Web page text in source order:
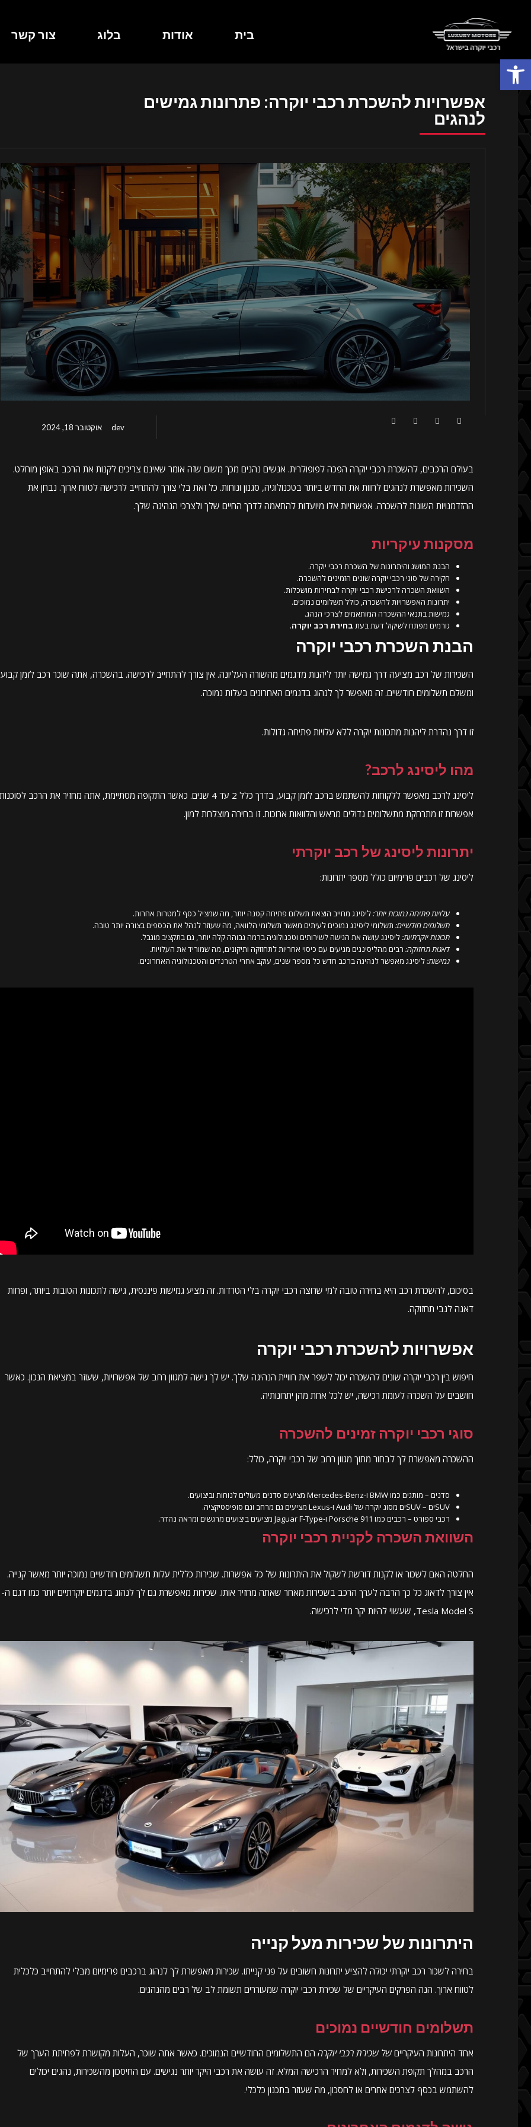
בית אודות בלוג צור קשר
אפשרויות להשכרת רכבי יוקרה: פתרונות גמישים
לנהגים
dev אוקטובר 18, 2024
בעולם הרכבים, להשכרת רכבי יוקרה הפכה לפופולרית. אנשים נהנים מכך משום שזה אומר שאינם צריכים לקנות את הרכב באופן מוחלט.
השכירות מאפשרת לנהגים לחוות את החדש ביותר בטכנולוגיה, סגנון ונוחות. כל זאת בלי צורך להתחייב לרכישה לטווח ארוך. נבחן את
ההזדמנויות השונות להשכרה. אפשרויות אלו מיועדות להתאמה לדרך החיים שלך ולצרכי הנהיגה שלך.
מסקנות עיקריות
הבנת המושג והיתרונות של השכרת רכבי יוקרה.
חקירה של סוגי רכבי יוקרה שונים הזמינים להשכרה.
השוואת השכרה לרכישת רכבי יוקרה לבחירות מושכלות.
יתרונות האפשרויות להשכרה, כולל תשלומים נמוכים.
גמישות בתנאי ההשכרה המותאמים לצרכי הנהג.
גורמים מפתח לשיקול דעת בעת בחירת רכב יוקרה.
הבנת השכרת רכבי יוקרה
השכירות של רכב מציעה דרך גמישה יותר ליהנות מדגמים מהשורה העליונה. אין צורך להתחייב לרכישה. בהשכרה, אתה שוכר רכב לזמן קבוע
ומשלם תשלומים חודשיים. זה מאפשר לך לנהוג בדגמים האחרונים בעלות נמוכה.
זו דרך נהדרת ליהנות מתכונות יוקרה ללא עלויות פתיחה גדולות.
מהו ליסינג לרכב?
ליסינג לרכב מאפשר ללקוחות להשתמש ברכב לזמן קבוע, בדרך כלל 2 עד 4 שנים. כאשר התקופה מסתיימת, אתה מחזיר את הרכב
אפשרות זו מתרחקת מתשלומים גדולים מראש והלוואות ארוכות. זו בחירה מוצלחת למון.
יתרונות ליסינג של רכב יוקרתי
ליסינג של רכבים פרימיום כולל מספר יתרונות:
עלויות פתיחה נמוכות יותר:ליסינג מחייב הוצאת תשלום פתיחה קטנה יותר, מה שמציל כסף למטרות אחרות.
תשלומים חודשיים: תשלומי ליסינג נמוכים לעיתים מאשר תשלומי הלוואה, מה שעוזר לנהל את הכספים בצורה יותר טובה.
תכונות יוקרתיות:ליסינג עושה את הגישה לשירותים וטכנולוגיה ברמה גבוהה קלה יותר, גם בתקציב מוגבל.
דאגות תחזוקה: רבים מהליסינגים מגיעים עם כיסוי אחריות לתחזוקה ותיקונים, מה שמוריד את העלויות.
גמישות:ליסינג מאפשר לנהיגה ברכב חדש כל מספר שנים, עוקב אחרי הטרנדים והטכנולוגיה האחרונים.
בסיכום, להשכרת רכב היא בחירה טובה למי שרוצה רכבי יוקרה בלי הטרדות. זה מציע גמישות פיננסית, גישה לתכונות הטובות ביותר, ופחות
דאגה לגבי תחזוקה.
אפשרויות להשכרת רכבי יוקרה
חיפוש בין רכבי יוקרה שונים להשכרה יכול לשפר את חוויית הנהיגה שלך. יש לך גישה למגוון רחב של אפשרויות, שעוזר במציאת הנכון. כאשר
חושבים על השכרה לעומת רכישה, יש לכל אחת מהן יתרונותיה.
סוגי רכבי יוקרה זמינים להשכרה
ההשכרה מאפשרת לך לבחור מתוך מגוון רחב של רכבי יוקרה, כולל:
סדנים – מותגים כמו BMW ו-Mercedes-Benz מציעים סדנים מעולים לנוחות וביצועים.
SUVים – SUVים מסוג יוקרה של Audi ו-Lexus מציעים גם מרחב וגם סופיסטיקציה.
רכבי ספורט – רכבים כמו Porsche 911 ו-Jaguar F-Type מציעים ביצועים מרגשים ומראה נהדר.
השוואת השכרה לקניית רכבי יוקרה
החלטה האם לשכור או לקנות דורשת לשקול את היתרונות של כל אפשרות. שכירות כללית עלות תשלומים חודשיים נמוכה יותר מאשר קנייה.
אין צורך לדאוג כל כך הרבה לערך הרכב בשכירות מאחר שאתה מחזיר אותו. שכירות מאפשרת גם לך לנהוג בדגמים יוקרתיים יותר כמו דגם ה-
Tesla Model S, שעשוי להיות יקר מדי לרכישה.
היתרונות של שכירות מעל קנייה
בחירה לשכור רכב יוקרתי יכולה להציע יתרונות חשובים על פני קנייתו. שכירות מאפשרת לך לנהוג ברכבים פרימיום מבלי להתחייב כלכלית
לטווח ארוך. הנה הפרקים העיקריים של שכירת רכבי יוקרה שמעוררים תשומת לב של רבים מהנהגים.
תשלומים חודשיים נמוכים
אחד היתרונות העיקריים של שכירת רכבי יוקרה הם התשלומים החודשיים הנמוכים. כאשר אתה שוכר, העלות מקושרת לפחיתת הערך של
הרכב במהלך תקופת השכירות, ולא למחיר הרכישה המלא. זה עושה את רכבי היקר יותר נגישים. עם החיסכון מהשכירות, נהגים יכולים
להשתמש בכסף לצרכים אחרים או לחסכון, מה שעוזר בתכנון כלכלי.
פתח סרגל נגישות